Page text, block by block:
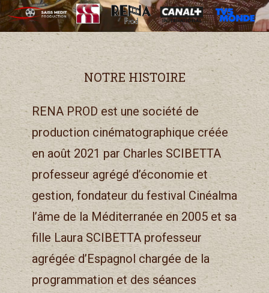
NOTRE HISTOIRE
RENA PROD est une société de
production cinématographique créée
en août 2021 par Charles SCIBETTA
professeur agrégé d’économie et
gestion, fondateur du festival Cinéalma
l’âme de la Méditerranée en 2005 et sa
fille Laura SCIBETTA professeur
agrégée d’Espagnol chargée de la
programmation et des séances